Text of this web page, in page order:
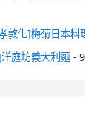
敦化]梅菊日本料
庭坊義大利麵 -